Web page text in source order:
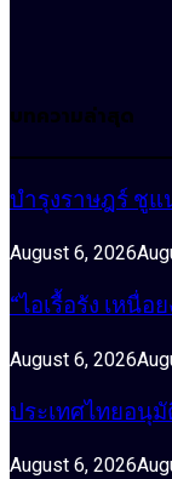
บทความล่าสุด
บำรุงราษฎร์ ชูแ
August 6, 2026
“ไอเรื้อรัง เห
August 6, 2026
ประเทศไทยอนุ
August 6, 2026